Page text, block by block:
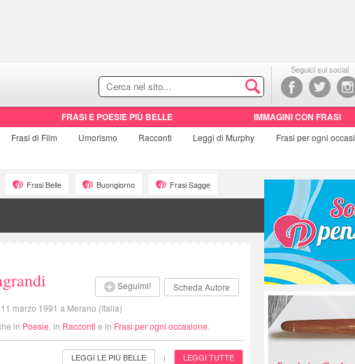
Seguici sui social
FRASI E POESIE PIÙ BELLE IMMAGINI CON FRASI
Frasi di Film Umorismo Racconti Leggi di Murphy Frasi per ogni
Frasi Belle Buongiorno Frasi Sagge
Seguimi! Scheda Autore
marzo 1991 a Merano (Italia)
in Poesie , in Racconti e in Frasi per ogni occasione
LEGGI LE PIÙ BELLE | LEGGI TUTTE